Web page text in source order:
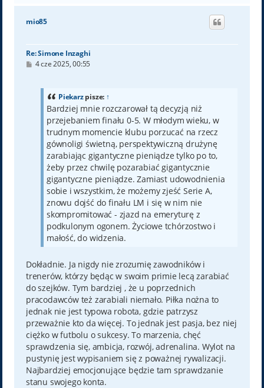
g
mio85
Re: Simone Inzaghi
P4 cze 2025, 00:55
Piekarzpisze: ↑
Bardziej mnie rozczarował tą decyzją niż
przejebaniem finału 0-5. W młodym wieku, w
trudnym momencie klubu porzucać na rzecz
gównoligi świetną, perspektywiczną drużynę
zarabiając gigantyczne pieniądze tylko po to,
żeby przez chwilę pozarabiać gigantycznie
gigantyczne pieniądze. Zamiast udowodnienia
sobie i wszystkim, że możemy zjeść Serie A,
znowu dojść do finału LM i się w nim nie
skompromitować - zjazd na emeryturę z
podkulonym ogonem. Życiowe tchórzostwo i
małość, do widzenia.
Dokładnie. Ja nigdy nie zrozumię zawodników i
trenerów, którzy będąc w swoim primie lecą zarabiać
do szejków. Tym bardziej , że u poprzednich
pracodawców też zarabiali niemało. Piłka nożna to
jednak nie jest typowa robota, gdzie patrzysz
przeważnie kto da więcej. To jednak jest pasja, bez niej
ciężko w futbolu o sukcesy. To marzenia, chęć
sprawdzenia się, ambicja, rozwój, adrenalina. Wylot na
pustynię jest wypisaniem się z poważnej rywalizacji.
Najbardziej emocjonujące będzie tam sprawdzanie
stanu swojego konta.